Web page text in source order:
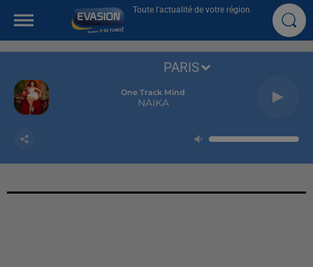
Toute l'actualité de votre région
One Track Mind
NAIKA
PARIS